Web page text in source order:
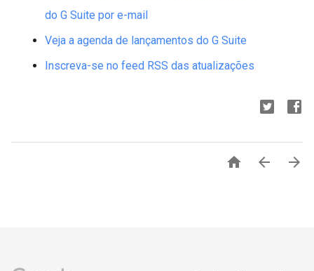
do G Suite por e-mail
Veja a agenda de lançamentos do G Suite
Inscreva-se no feed RSS das atualizações
  